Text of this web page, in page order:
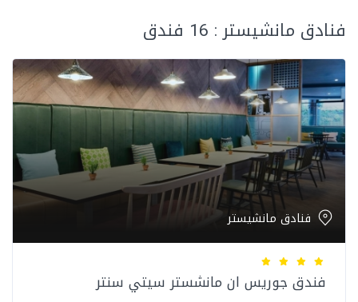
فنادق مانشيستر : 16 فندق
فنادق مانشيستر
فندق جوريس ان مانشستر سيتي سنتر